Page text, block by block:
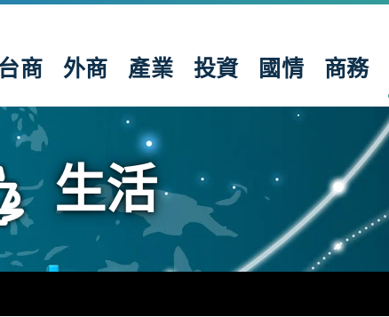
台商 外商 產業 投資 國情 商務
生活